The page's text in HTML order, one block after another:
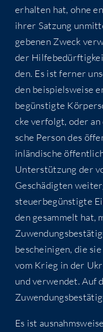
erhal­ten hat, ohne
ihrer Sat­zung
ge­be­nen Zweck
der
den. Es ist fer­ner
den bei­spiels­wei­se
be­güns­tig­te
cke ver­folgt, oder
sche Per­son des
inlän­di­sche
Unter­stüt­zung der
Geschä­dig­ten
steu­er­be­güns­tig­te
den gesam­melt hat,
beschei­ni­gen, die
vom Krieg in der
und ver­wen­det. Auf
Es ist